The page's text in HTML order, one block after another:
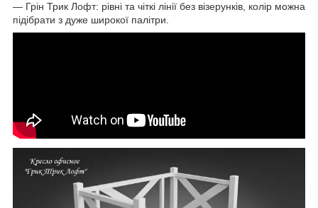
— Грін Трик Лофт: рівні та чіткі лінії без візерунків, колір можна
підібрати з дуже широкої палітри.